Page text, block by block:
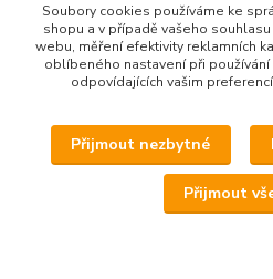
Věra Hédervári
+420 603 821 712
vera@arsdiva.cz
Soubory cookies používáme ke
shopu a v případě vašeho
webu, měření efektivity reklamních
oblíbeného nastavení při
odpovídajících vašim
Přijmout nezbytné
Přijmout